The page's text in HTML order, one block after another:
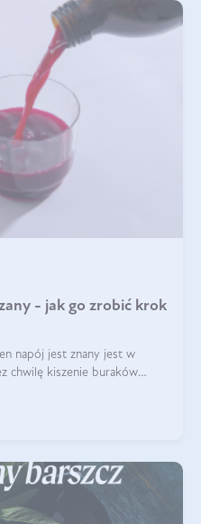
- jak go zrobić krok
napój jest znany jest w
chwilę kiszenie buraków